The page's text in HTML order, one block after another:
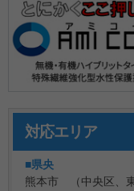
対応エリア
■県央
熊本市 （中央区、